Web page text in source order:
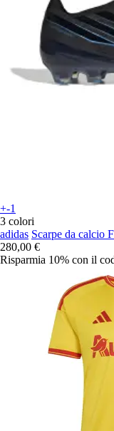
+-1
3 colori
adidas Scarpe da calcio
280,00 €
Risparmia 10% con il